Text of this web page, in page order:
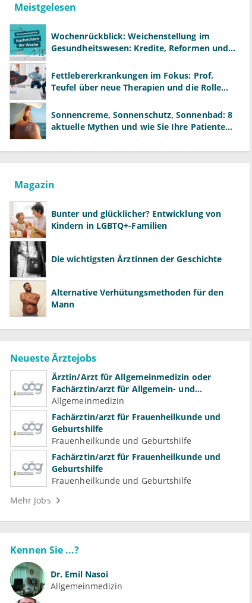
Meistgelesen
Wochenrückblick: Weichenstellung im
Gesundheitswesen: Kredite, Reformen und
Fettlebererkrankungen im Fokus: Prof.
Teufel über neue Therapien und die Rolle
Sonnencreme, Sonnenschutz, Sonnenbad: 8
aktuelle Mythen und wie Sie Ihre Patienten
Magazin
Bunter und glücklicher? Entwicklung von
Kindern in LGBTQ+-Familien
Die wichtigsten Ärztinnen der Geschichte
Alternative Verhütungsmethoden für den
Mann
Neueste Ärztejobs
Ärztin/Arzt für Allgemeinmedizin oder
Fachärztin/arzt für Allgemein- und
Familienmedizin für Psychiatrie und
Psychotherapeutische Medizin
Allgemeinmedizin
Fachärztin/arzt für Frauenheilkunde und
Geburtshilfe
Frauenheilkunde und Geburtshilfe
Fachärztin/arzt für Frauenheilkunde und
Geburtshilfe
Frauenheilkunde und Geburtshilfe
Mehr Jobs
Kennen Sie ...?
Dr. Emil Nasoi
Allgemeinmedizin